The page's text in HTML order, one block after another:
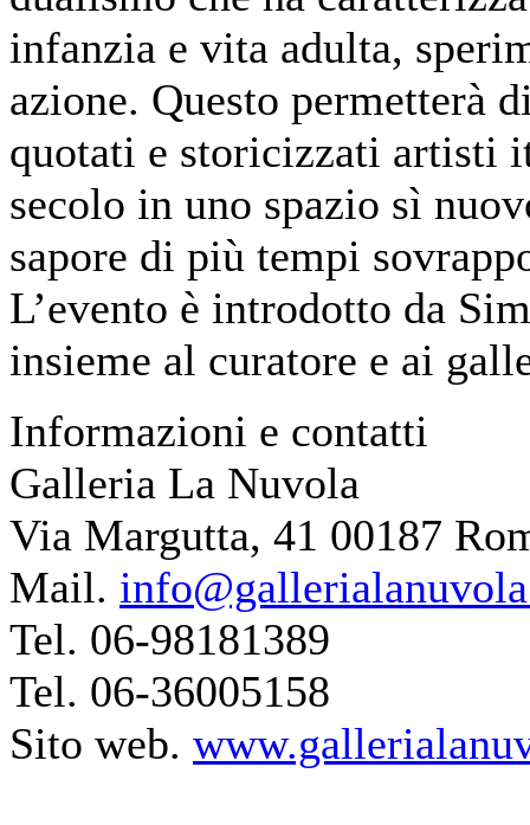
infanzia e vita adulta,
azione. Questo permetterà
quotati e storicizzati artisti
secolo in uno spazio sì
sapore di più tempi
L’evento è introdotto da
insieme al curatore e ai
Informazioni e contatti
Galleria La Nuvola
Via Margutta, 41 00187
Mail.
Tel. 06-98181389
Tel. 06-36005158
Sito web.